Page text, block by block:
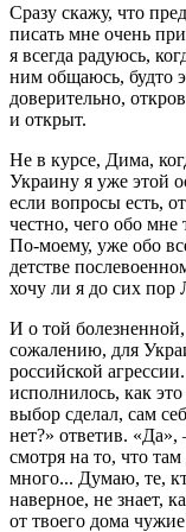
Сразу скажу, что
писать мне очень
я всегда радуюсь,
ним общаюсь, будто
доверительно,
и открыт.
Не в курсе, Дима,
Украину я уже этой
если вопросы есть,
честно, чего обо
По-моему, уже обо
детстве
хочу ли я до сих пор
И о той болезненной,
сожалению, для
российской
исполнилось, как
выбор сделал, сам
нет?» ответив.
смотря на то, что
много... Думаю, те,
наверное, не знает,
от твоего дома